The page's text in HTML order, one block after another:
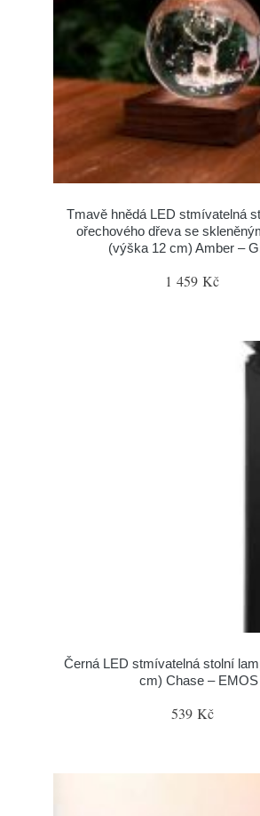
Tmavě hnědá LED stmívatelná
ořechového dřeva se
(výška 12 cm) Amber –
1 459 Kč
Černá LED stmívatelná stolní
cm) Chase – EMOS
539 Kč